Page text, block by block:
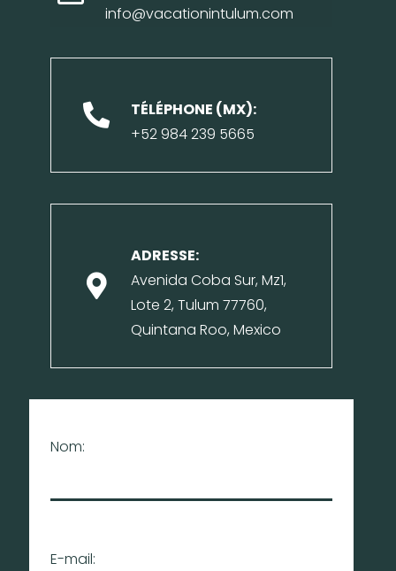
info@vacationintulum.com
TÉLÉPHONE (MX):
+52 984 239 5665
ADRESSE:
Avenida Coba Sur, Mz1,
Lote 2, Tulum 77760,
Quintana Roo, Mexico
Nom:
E-mail: